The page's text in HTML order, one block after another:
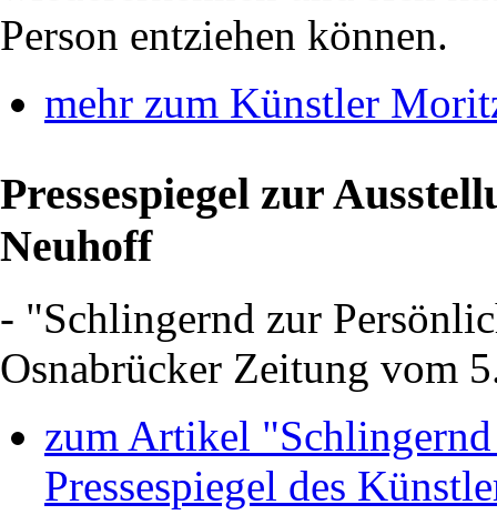
Person entziehen können.
mehr zum Künstler
Pressespiegel zur
Neuhoff
- "Schlingernd zur
Osnabrücker Zeitung vom
zum Artikel
Pressespiegel des